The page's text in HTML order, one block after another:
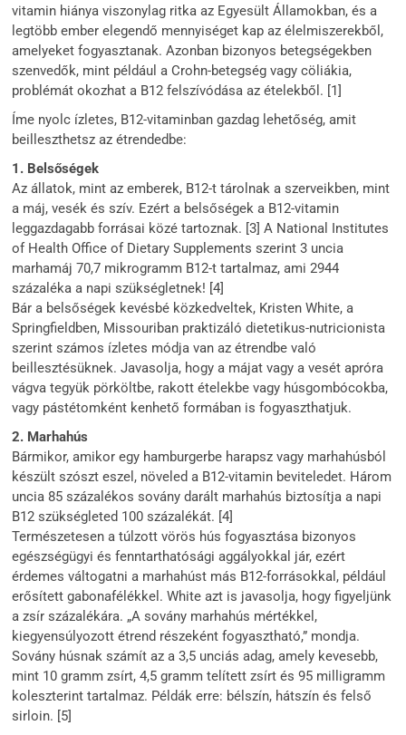
vitamin hiánya viszonylag ritka az Egyesült Államokban, és a
legtöbb ember elegendő mennyiséget kap az élelmiszerekből,
amelyeket fogyasztanak. Azonban bizonyos betegségekben
szenvedők, mint például a Crohn-betegség vagy cöliákia,
problémát okozhat a B12 felszívódása az ételekből. [1]
Íme nyolc ízletes, B12-vitaminban gazdag lehetőség, amit
beilleszthetsz az étrendedbe:
1. Belsőségek
Az állatok, mint az emberek, B12-t tárolnak a szerveikben, mint
a máj, vesék és szív. Ezért a belsőségek a B12-vitamin
leggazdagabb forrásai közé tartoznak. [3] A National Institutes
of Health Office of Dietary Supplements szerint 3 uncia
marhamáj 70,7 mikrogramm B12-t tartalmaz, ami 2944
százaléka a napi szükségletnek! [4]
Bár a belsőségek kevésbé közkedveltek, Kristen White, a
Springfieldben, Missouriban praktizáló dietetikus-nutricionista
szerint számos ízletes módja van az étrendbe való
beillesztésüknek. Javasolja, hogy a májat vagy a vesét apróra
vágva tegyük pörköltbe, rakott ételekbe vagy húsgombócokba,
vagy pástétomként kenhető formában is fogyaszthatjuk.
2. Marhahús
Bármikor, amikor egy hamburgerbe harapsz vagy marhahúsból
készült szószt eszel, növeled a B12-vitamin beviteledet. Három
uncia 85 százalékos sovány darált marhahús biztosítja a napi
B12 szükségleted 100 százalékát. [4]
Természetesen a túlzott vörös hús fogyasztása bizonyos
egészségügyi és fenntarthatósági aggályokkal jár, ezért
érdemes váltogatni a marhahúst más B12-forrásokkal, például
erősített gabonafélékkel. White azt is javasolja, hogy figyeljünk
a zsír százalékára. „A sovány marhahús mértékkel,
kiegyensúlyozott étrend részeként fogyasztható,” mondja.
Sovány húsnak számít az a 3,5 unciás adag, amely kevesebb,
mint 10 gramm zsírt, 4,5 gramm telített zsírt és 95 milligramm
koleszterint tartalmaz. Példák erre: bélszín, hátszín és felső
sirloin. [5]